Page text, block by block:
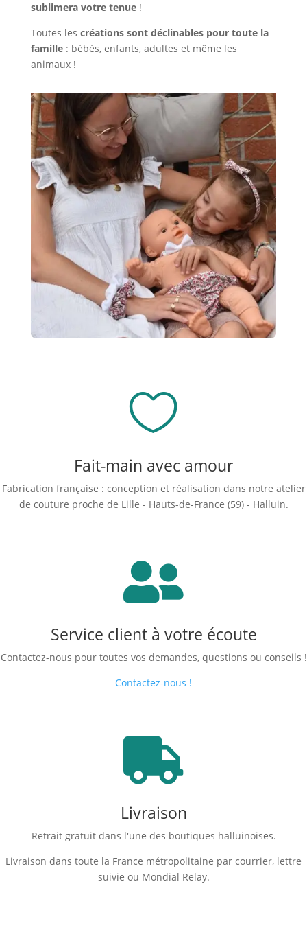
sublimera votre tenue !
Toutes les créations sont déclinables pour toute la
famille: bébés, enfants, adultes et même les
animaux !

Fait-main avec amour
Fabrication française : conception et réalisation dans notre atelier
de couture proche de Lille - Hauts-de-France (59) - Halluin.

Service client à votre écoute
Contactez-nous pour toutes vos demandes, questions ou conseils !
Contactez-nous !

Livraison
Retrait gratuit dans l'une des boutiques halluinoises.
Livraison dans toute la France métropolitaine par courrier, lettre
suivie ou Mondial Relay.